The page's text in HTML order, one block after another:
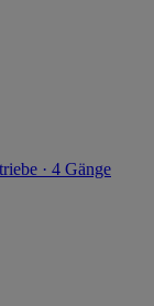
· 4 Gänge